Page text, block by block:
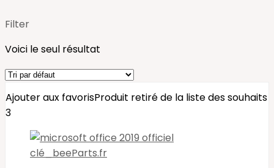
Filter
Voici le seul résultat
Ajouter aux favorisProduit retiré de la liste des souhaits
3